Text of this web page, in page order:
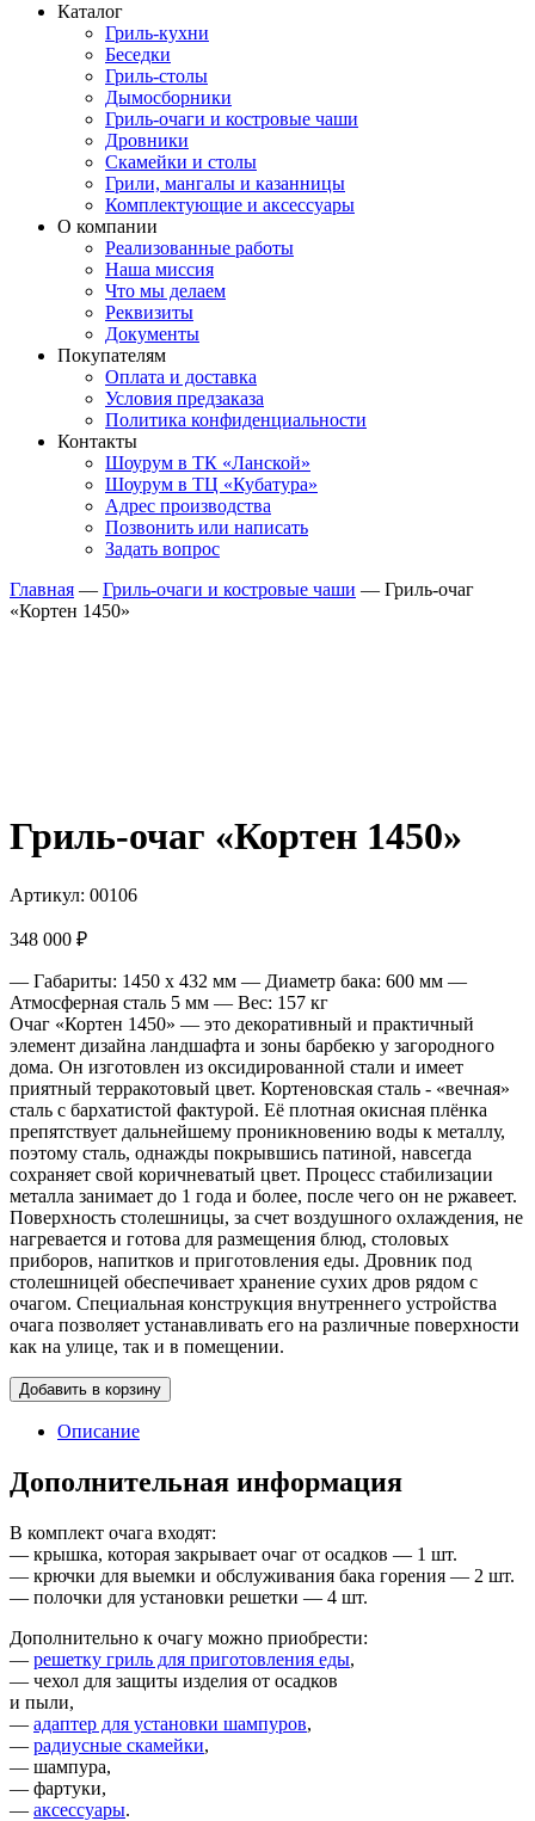
Каталог
Гриль-кухни
Беседки
Гриль-столы
Дымосборники
Гриль-очаги и костровые чаши
Дровники
Скамейки и столы
Грили, мангалы и казанницы
Комплектующие и аксессуары
О компании
Реализованные работы
Наша миссия
Что мы делаем
Реквизиты
Документы
Покупателям
Оплата и доставка
Условия предзаказа
Политика конфиденциальности
Контакты
Шоурум в ТК «Ланской»
Шоурум в ТЦ «Кубатура»
Адрес производства
Позвонить или написать
Задать вопрос
Главная — Гриль-очаги и костровые чаши — Гриль-очаг
«Кортен 1450»
Гриль-очаг «Кортен 1450»
Артикул: 00106
348 000 ₽
— Габариты: 1450 х 432 мм — Диаметр бака: 600 мм —
Атмосферная сталь 5 мм — Вес: 157 кг
Очаг «Кортен 1450» — это декоративный и практичный
элемент дизайна ландшафта и зоны барбекю у загородного
дома. Он изготовлен из оксидированной стали и имеет
приятный терракотовый цвет. Кортеновcкая сталь - «вечная»
сталь с бархатистой фактурой. Её плотная окисная плёнка
препятствует дальнейшему проникновению воды к металлу,
поэтому сталь, однажды покрывшись патиной, навсегда
сохраняет свой коричневатый цвет. Процесс стабилизации
металла занимает до 1 года и более, после чего он не ржавеет.
Поверхность столешницы, за счет воздушного охлаждения, не
нагревается и готова для размещения блюд, столовых
приборов, напитков и приготовления еды. Дровник под
столешницей обеспечивает хранение сухих дров рядом с
очагом. Специальная конструкция внутреннего устройства
очага позволяет устанавливать его на различные поверхности
как на улице, так и в помещении.
Добавить в корзину
Описание
Дополнительная информация
В комплект очага входят:
— крышка, которая закрывает очаг от осадков — 1 шт.
— крючки для выемки и обслуживания бака горения — 2 шт.
— полочки для установки решетки — 4 шт.
Дополнительно к очагу можно приобрести:
— решетку гриль для приготовления еды,
— чехол для защиты изделия от осадков
и пыли,
— адаптер для установки шампуров,
— радиусные скамейки,
— шампура,
— фартуки,
— аксессуары.